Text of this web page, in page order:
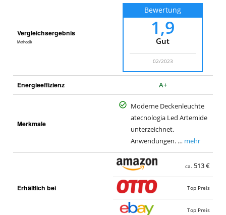
Vergleichsergebnis
Methodik
Bewertung
1,9
Gut
02/2023
Energieeffizienz A+
Merkmale
Moderne Deckenleuchte
atecnologia Led Artemide
unterzeichnet.
Anwendungen. … mehr
Erhältlich bei
ca. 513 €
Top Preis
Top Preis